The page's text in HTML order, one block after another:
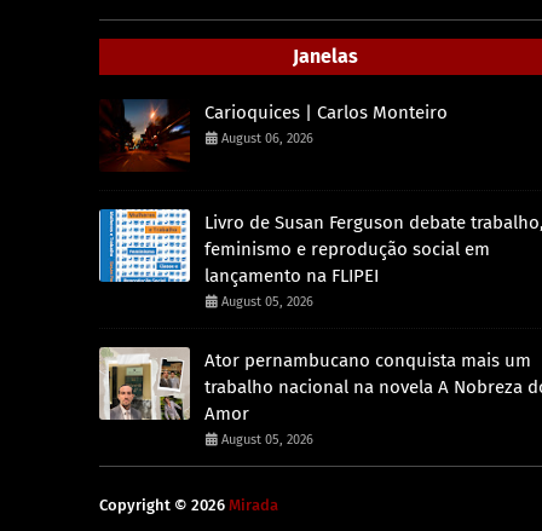
Janelas
Carioquices | Carlos Monteiro
August 06, 2026
Livro de Susan Ferguson debate
feminismo e reprodução social em
lançamento na FLIPEI
August 05, 2026
Ator pernambucano conquista mais um
trabalho nacional na novela A Nobreza
Amor
August 05, 2026
Copyright © 2026 Mirada